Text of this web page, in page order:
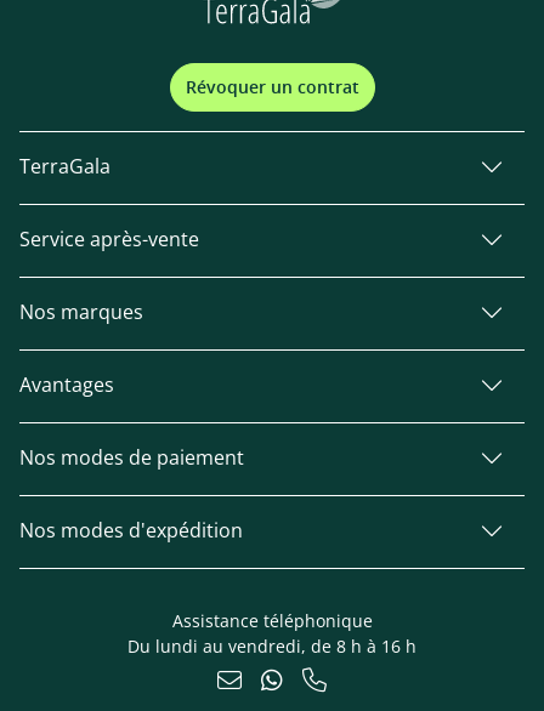
Révoquer un contrat
TerraGala
Service après-vente
Nos marques
Avantages
Nos modes de paiement
Nos modes d'expédition
Assistance téléphonique
Du lundi au vendredi, de 8 h à 16 h